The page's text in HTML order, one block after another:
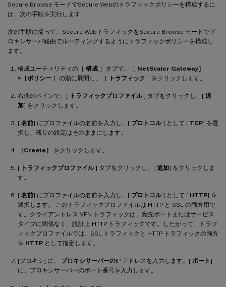
Secure Browse モードでSecure Webのトラフィックポリシーを構成するに
は、次の手順を実行します。
次の手順に従って、Secure WebトラフィックをSecure Browse モードでプ
ロキシサーバ経由でルーティングするようにトラフィックポリシーを構成し
ます。
構成ユーティリティの［ 構成 ］タブで、［ NetScaler Gateway］
>［ポリシー ］の順に展開し、［ トラフィック ］をクリックします。
右側のペインで、[ トラフィックプロファイル] タブをクリックし、[ 追
加] をクリックします。
[ 名前] にプロファイルの名前を入力し、[ プロトコル] として [ TCP] を選
択し、残りの設定はそのままにします。
［Create］ をクリックします。
[ トラフィックプロファイル] タブをクリックし、[ 追加] をクリックしま
す。
[ 名前] にプロファイルの名前を入力し、[ プロトコル] として [ HTTP] を
選択します。 このトラフィックプロファイルは HTTP と SSL の両方用で
す。クライアントレス VPN トラフィックは、宛先ポートまたはサービス
タイプに関係なく、設計上 HTTP トラフィックです。したがって、トラフ
ィックプロファイルでは、SSL トラフィックと HTTP トラフィックの両方
を HTTP として指定します。
[プロキシ] に、 プロキシサーバーのIP アドレスを入力します。[ ポート ]
に、プロキシサーバーのポート番号を入力します。